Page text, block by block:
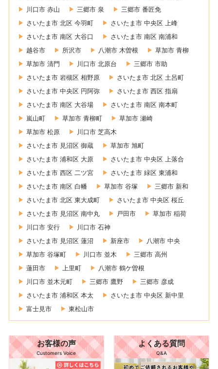
川口市 赤山
三郷市 泉
三郷市 番匠免
さいたま市 北区 今羽町
さいたま市 中央区 上峰
さいたま市 南区 大谷口
さいたま市 南区 南浦和
越谷市
所沢市 八潮市 木曽根
草加市 青柳
草加市 清門
川口市 北原台
三郷市 市助
さいたま市 岩槻区 相野原
さいたま市 北区 土呂町
さいたま市 中央区 円阿弥
さいたま市 西区 指扇
さいたま市 南区 大谷場
さいたま市 南区 南本町
嵐山町
草加市 青柳町
草加市 瀬崎
草加市 松原
川口市 芝高木
さいたま市 見沼区 御蔵
草加市 旭町
さいたま市 浦和区 大原
さいたま市 中央区 上落合
さいたま市 西区 二ツ宮
さいたま市 緑区 東浦和
さいたま市 南区 白幡
草加市 谷塚
三郷市 新和
さいたま市 北区 東大成町
さいたま市 中央区 桜丘
さいたま市 見沼区 南中丸
戸田市
草加市 稲荷
川口市 安行
川口市 石神
さいたま市 見沼区 蓮沼
新座市
八潮市 中央
草加市 谷塚町
川口市 並木
三郷市 高州
蓮田市
上里町
八潮市 鶴ケ曽根
川口市 並木元町
三郷市 鷹野
三郷市 彦成
さいたま市 浦和区 本太
さいたま市 中央区 新中里
富士見市
東松山市
お客様の声
Customers Voice
よくある質問
Q&A